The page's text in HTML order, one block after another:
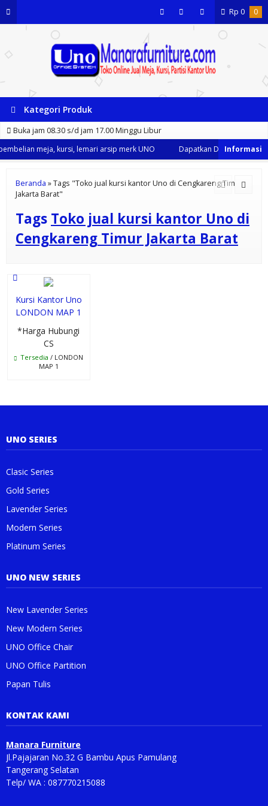
Rp 0 0
Kategori Produk
Buka jam 08.30 s/d jam 17.00 Minggu Libur
meja, kursi, lemari arsip merk UNO
Dapatkan Diskon 35%
Beranda »Tags "Toko jual kursi kantor Uno di Cengkareng Timur
Jakarta Barat"
Tags Toko jual kursi kantor Uno di
Cengkareng Timur Jakarta Barat
Kursi Kantor Uno
LONDON MAP 1
*Harga Hubungi
CS
Tersedia / LONDON
MAP 1
UNO SERIES
Clasic Series
Gold Series
Lavender Series
Modern Series
Platinum Series
UNO NEW SERIES
New Lavender Series
New Modern Series
UNO Office Chair
UNO Office Partition
Papan Tulis
KONTAK KAMI
Manara Furniture
Jl.Pajajaran No.32 G Bambu Apus Pamulang
Tangerang Selatan
Telp/ WA : 087770215088